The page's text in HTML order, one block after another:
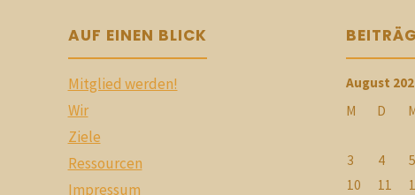
AUF EINEN BLICK
Mitglied werden!
Wir
Ziele
Ressourcen
Impressum
August
M
D
3
4 5
10
11